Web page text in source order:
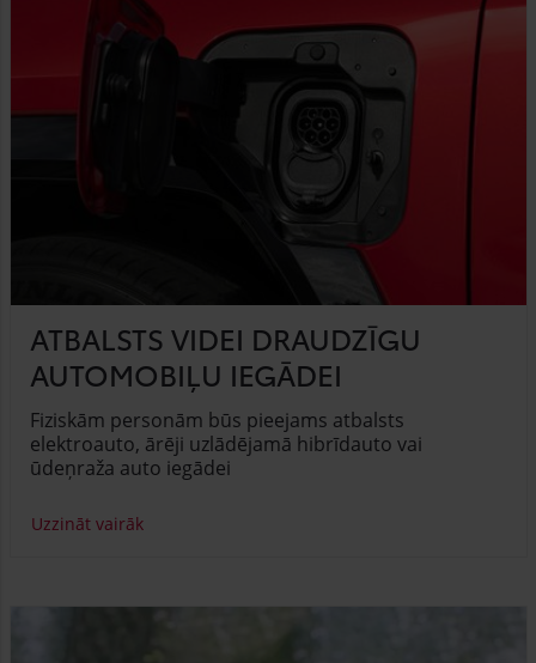
ATBALSTS VIDEI DRAUDZĪGU
AUTOMOBIĻU IEGĀDEI
Fiziskām personām būs pieejams atbalsts
elektroauto, ārēji uzlādējamā hibrīdauto vai
ūdeņraža auto iegādei
Uzzināt vairāk